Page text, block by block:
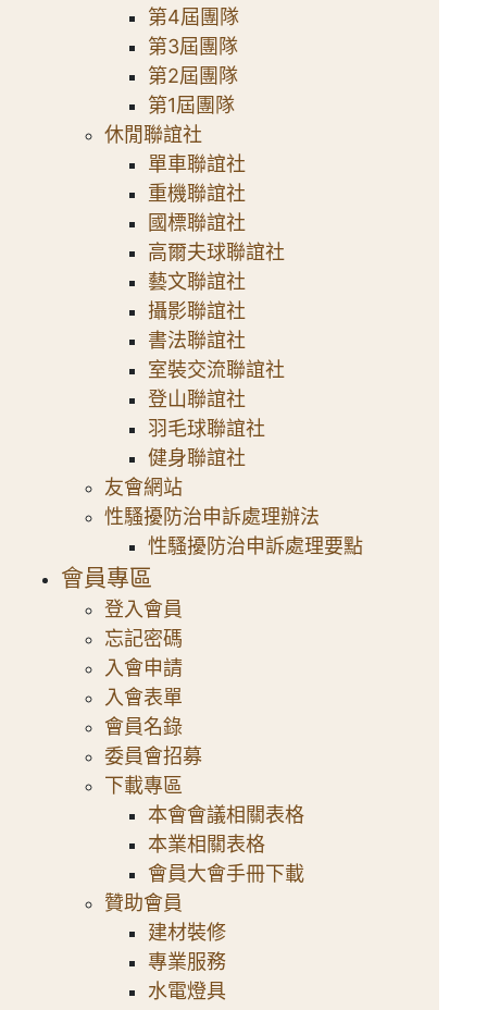
第4屆團隊
第3屆團隊
第2屆團隊
第1屆團隊
休閒聯誼社
單車聯誼社
重機聯誼社
國標聯誼社
高爾夫球聯誼社
藝文聯誼社
攝影聯誼社
書法聯誼社
室裝交流聯誼社
登山聯誼社
羽毛球聯誼社
健身聯誼社
友會網站
性騷擾防治申訴處理辦法
性騷擾防治申訴處理要點
會員專區
登入會員
忘記密碼
入會申請
入會表單
會員名錄
委員會招募
下載專區
本會會議相關表格
本業相關表格
會員大會手冊下載
贊助會員
建材裝修
專業服務
水電燈具